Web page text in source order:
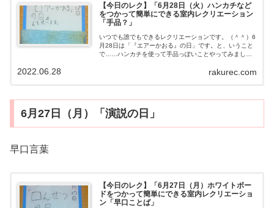
【今日のレク】「6月28日（火）ハンカチなど
をつかって簡単にできる室内レクリエーション
「手品？」
いつでも誰でもできるレクリエーションです。（＾＾）6
月28日は「『エアーかおる』の日」です。と、いうこと
で……ハンカチを使って手品っぽいことやってみまし
品？動画用意するもの・ミニタオルやハンカ...rakurec.com
2022.06.28
6月27日（月）「演説の日」
早口言葉
【今日のレク】「6月27日（月）ホワイトボー
ドをつかって簡単にできる室内レクリエーショ
ン「早口ことば」